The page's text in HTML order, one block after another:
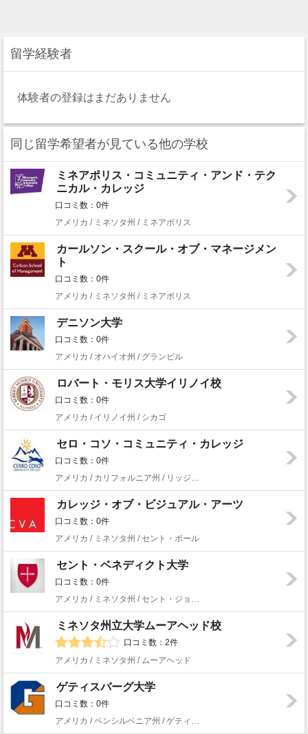
留学経験者
体験者の登録はまだありません
同じ留学希望者が見ている他の学校
ミネアポリス・コミュニティ・アンド・テク
ニカル・カレッジ
口コミ数：0件
アメリカ / ミネソタ州 / ミネアポリス
カールソン・スクール・オブ・マネージメン
ト
口コミ数：0件
アメリカ / ミネソタ州 / ミネアポリス
デニソン大学
口コミ数：0件
アメリカ / オハイオ州 / グランビル
ロバート・モリス大学イリノイ校
口コミ数：0件
アメリカ / イリノイ州 / シカゴ
セロ・コソ・コミュニティ・カレッジ
口コミ数：0件
カレッジ・オブ・ビジュアル・アーツ
口コミ数：0件
アメリカ / ミネソタ州 / セント・ポール
セント・ベネディクト大学
口コミ数：0件
ミネソタ州立大学ムーアヘッド校
口コミ数：2件
アメリカ / ミネソタ州 / ムーアヘッド
ゲティスバーグ大学
口コミ数：0件